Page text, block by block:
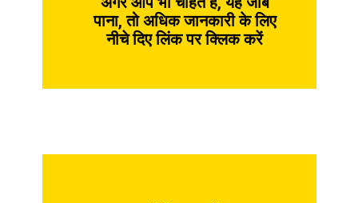
पाना, तो अधिक जानकारी के लिए
नीचे दिए लिंक पर क्लिक करें